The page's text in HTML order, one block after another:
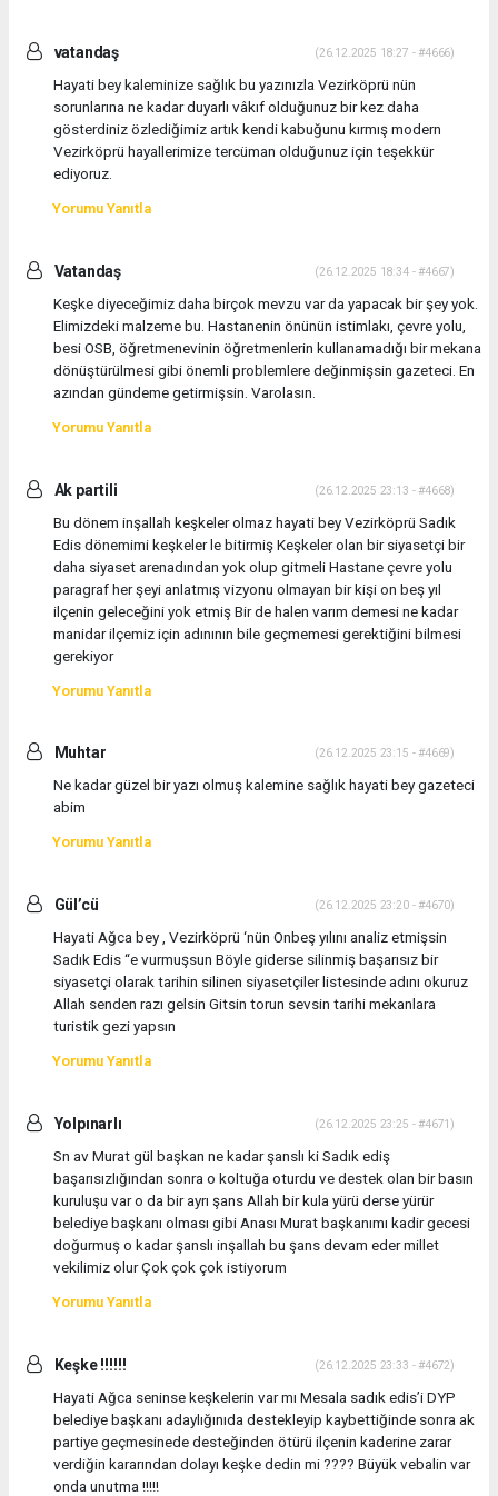
vatandaş (26.12.2025 18:27 - #4666)
Hayati bey kaleminize sağlık bu yazınızla Vezirköprü nün
sorunlarına ne kadar duyarlı vâkıf olduğunuz bir kez daha
gösterdiniz özlediğimiz artık kendi kabuğunu kırmış modern
Vezirköprü hayallerimize tercüman olduğunuz için teşekkür
ediyoruz.
Yorumu Yanıtla
Vatandaş (26.12.2025 18:34 - #4667)
Keşke diyeceğimiz daha birçok mevzu var da yapacak bir şey yok.
Elimizdeki malzeme bu. Hastanenin önünün istimlakı, çevre yolu,
besi OSB, öğretmenevinin öğretmenlerin kullanamadığı bir mekana
dönüştürülmesi gibi önemli problemlere değinmişsin gazeteci. En
azından gündeme getirmişsin. Varolasın.
Yorumu Yanıtla
Ak partili (26.12.2025 23:13 - #4668)
Bu dönem inşallah keşkeler olmaz hayati bey Vezirköprü Sadık
Edis dönemimi keşkeler le bitirmiş Keşkeler olan bir siyasetçi bir
daha siyaset arenadından yok olup gitmeli Hastane çevre yolu
paragraf her şeyi anlatmış vizyonu olmayan bir kişi on beş yıl
ilçenin geleceğini yok etmiş Bir de halen varım demesi ne kadar
manidar ilçemiz için adınının bile geçmemesi gerektiğini bilmesi
gerekiyor
Yorumu Yanıtla
Muhtar (26.12.2025 23:15 - #4669)
Ne kadar güzel bir yazı olmuş kalemine sağlık hayati bey gazeteci
abim
Yorumu Yanıtla
Gül’cü (26.12.2025 23:20 - #4670)
Hayati Ağca bey , Vezirköprü ‘nün Onbeş yılını analiz etmişsin
Sadık Edis “e vurmuşsun Böyle giderse silinmiş başarısız bir
siyasetçi olarak tarihin silinen siyasetçiler listesinde adını okuruz
Allah senden razı gelsin Gitsin torun sevsin tarihi mekanlara
turistik gezi yapsın
Yorumu Yanıtla
Yolpınarlı (26.12.2025 23:25 - #4671)
Sn av Murat gül başkan ne kadar şanslı ki Sadık ediş
başarısızlığından sonra o koltuğa oturdu ve destek olan bir basın
kuruluşu var o da bir ayrı şans Allah bir kula yürü derse yürür
belediye başkanı olması gibi Anası Murat başkanımı kadir gecesi
doğurmuş o kadar şanslı inşallah bu şans devam eder millet
vekilimiz olur Çok çok çok istiyorum
Yorumu Yanıtla
Keşke !!!!!! (26.12.2025 23:33 - #4672)
Hayati Ağca seninse keşkelerin var mı Mesala sadık edis’i DYP
belediye başkanı adaylığınıda destekleyip kaybettiğinde sonra ak
partiye geçmesinede desteğinden ötürü ilçenin kaderine zarar
verdiğin kararından dolayı keşke dedin mi ???? Büyük vebalin var
onda unutma !!!!!